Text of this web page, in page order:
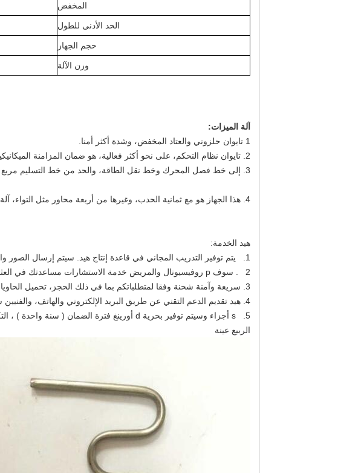
المخفض
الحد الأدنى للطول
حجم الجهاز
وزن الآلة
آلة الميزات:
1 تايوان حلزوني والعتاد المخفض، وشدة أكثر أمنا.
2. تايوان نظام التحكم، على نحو أكثر فعالية، هو ضمان المزامنة الميكانيكية والكمبيوتر.
3. إلى خط فصل المحرك وخط نقل الطاقة، والحد من خط التسليم مربع الحمل، وزيادة زاوية بدوره من الخط، وضمان خطوط خط تغذية وخط التغذية.
4. هذا الجهاز هو مع ثمانية الحدب، وغيرها من أربعة محاور مثل التواء، آلة اليد، مقص سيرفو الخ.
هيد الخدمة:
1.
يتم توفير التدريب المجاني في قاعدة إنتاج هيد. سيتم إرسال الصور
2
. سوف p روفيسيونال والمريض خدمة الاستشارات مساعدتك في
3. سريعة وآمنة شحنة وفقا لمتطلباتكم بما في ذلك الحجز، تحميل الحاويات، وثائق الشحن.
4. هيد تقديم الدعم التقني عن طريق البريد الإلكتروني والهاتف، والفنيين
5.
s أجزاء وسيتم توفير بحرية d أورينغ فترة الضمان ( سنة واحدة ) ،
الربيع عينة